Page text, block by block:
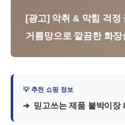
[광고] 악취 & 막힘 걱정
거름망으로 깔끔한 화
믿고쓰는 제품 붙박이장